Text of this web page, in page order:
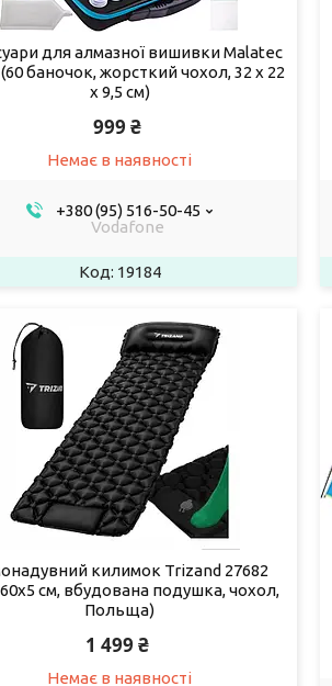
для алмазної вишивки Malatec
(60 баночок, жорсткий чохол, 32 x 22
x 9,5 см)
999 ₴
Немає в наявності
+380 (95) 516-50-45
Vodafone
19184
килимок Trizand 27682
см, вбудована подушка, чохол,
Польща)
1 499 ₴
Немає в наявності